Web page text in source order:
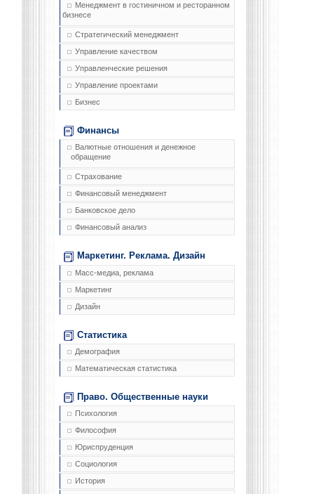
Менеджмент в гостиничном и ресторанном
бизнесе
Стратегический менеджмент
Управление качеством
Управленческие решения
Управление проектами
Бизнес
Финансы
Валютные отношения и денежное
обращение
Страхование
Финансовый менеджмент
Банковское дело
Финансовый анализ
Маркетинг. Реклама. Дизайн
Масс-медиа, реклама
Маркетинг
Дизайн
Статистика
Демография
Математическая статистика
Право. Общественные науки
Психология
Философия
Юриспруденция
Социология
История